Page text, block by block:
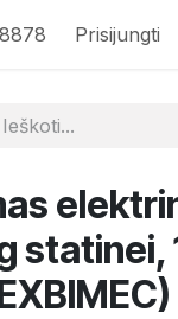
Prisijungti
statinei,